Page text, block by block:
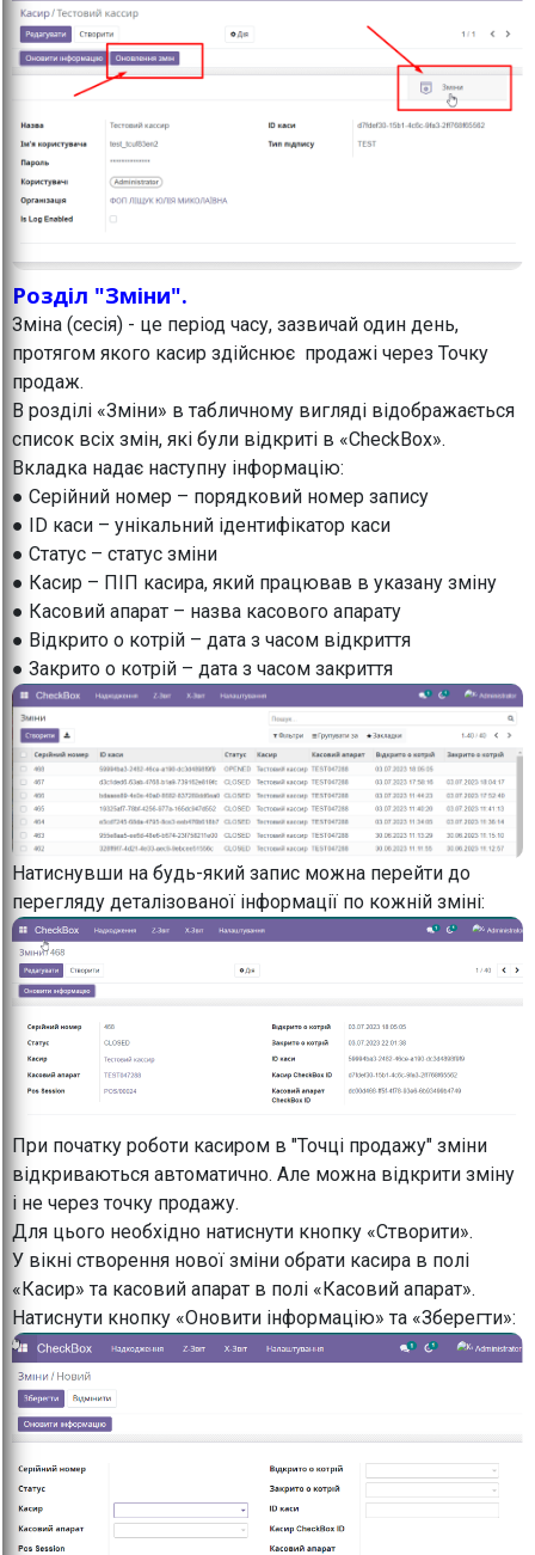
Розділ "Зміни".
Зміна (сесія) - це період часу, зазвичай один день,
протягом якого касир здійснює продажі через Точку
продаж.
В розділі «Зміни» в табличному вигляді відображається
список всіх змін, які були відкриті в «CheckBox».
Вкладка надає наступну інформацію:
● Серійний номер – порядковий номер запису
● ID каси – унікальний ідентифікатор каси
● Статус – статус зміни
● Касир – ПІП касира, який працював в указану зміну
● Касовий апарат – назва касового апарату
● Відкрито о котрій – дата з часом відкриття
● Закрито о котрій – дата з часом закриття
Натиснувши на будь-який запис можна перейти до
перегляду деталізованої інформації по кожній зміні:
При початку роботи касиром в "Точці продажу" зміни
відкриваються автоматично. Але можна відкрити зміну
і не через точку продажу.
Для цього необхідно натиснути кнопку «Створити».
У вікні створення нової зміни обрати касира в полі
«Касир» та касовий апарат в полі «Касовий апарат».
Натиснути кнопку «Оновити інформацію» та «Зберегти»: